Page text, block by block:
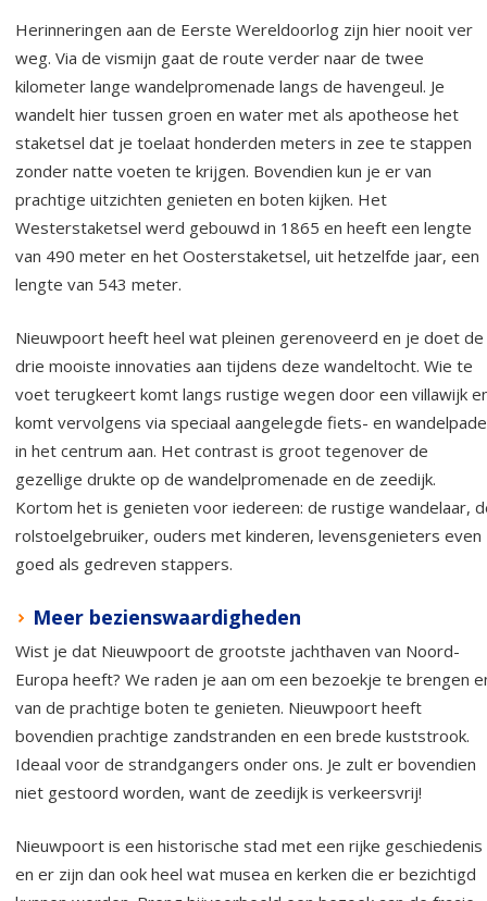
Herinneringen aan de Eerste Wereldoorlog zijn hier nooit ver
weg. Via de vismijn gaat de route verder naar de twee
kilometer lange wandelpromenade langs de havengeul. Je
wandelt hier tussen groen en water met als apotheose het
staketsel dat je toelaat honderden meters in zee te stappen
zonder natte voeten te krijgen. Bovendien kun je er van
prachtige uitzichten genieten en boten kijken. Het
Westerstaketsel werd gebouwd in 1865 en heeft een lengte
van 490 meter en het Oosterstaketsel, uit hetzelfde jaar, een
lengte van 543 meter.
Nieuwpoort heeft heel wat pleinen gerenoveerd en je doet de
drie mooiste innovaties aan tijdens deze wandeltocht. Wie te
voet terugkeert komt langs rustige wegen door een villawijk
komt vervolgens via speciaal aangelegde fiets- en
in het centrum aan. Het contrast is groot tegenover de
gezellige drukte op de wandelpromenade en de zeedijk.
Kortom het is genieten voor iedereen: de rustige wandelaar,
rolstoelgebruiker, ouders met kinderen, levensgenieters even
goed als gedreven stappers.
Meer bezienswaardigheden
Wist je dat Nieuwpoort de grootste jachthaven van Noord-
Europa heeft? We raden je aan om een bezoekje te brengen
van de prachtige boten te genieten. Nieuwpoort heeft
bovendien prachtige zandstranden en een brede kuststrook.
Ideaal voor de strandgangers onder ons. Je zult er bovendien
niet gestoord worden, want de zeedijk is verkeersvrij!
Nieuwpoort is een historische stad met een rijke geschiedenis
en er zijn dan ook heel wat musea en kerken die er bezichtigd